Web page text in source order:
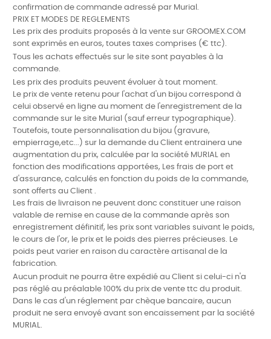
confirmation de commande adressé par Murial.
PRIX ET MODES DE REGLEMENTS
Les prix des produits proposés à la vente sur GROOMEX.COM
sont exprimés en euros, toutes taxes comprises (€ ttc).
Tous les achats effectués sur le site sont payables à la
commande.
Les prix des produits peuvent évoluer à tout moment.
Le prix de vente retenu pour l'achat d'un bijou correspond à
celui observé en ligne au moment de l'enregistrement de la
commande sur le site Murial (sauf erreur typographique).
Toutefois, toute personnalisation du bijou (gravure,
empierrage,etc...) sur la demande du Client entrainera une
augmentation du prix, calculée par la société MURIAL en
fonction des modifications apportées, Les frais de port et
d'assurance, calculés en fonction du poids de la commande,
sont offerts au Client .
Les frais de livraison ne peuvent donc constituer une raison
valable de remise en cause de la commande après son
enregistrement définitif, les prix sont variables suivant le poids,
le cours de l'or, le prix et le poids des pierres précieuses. Le
poids peut varier en raison du caractère artisanal de la
fabrication.
Aucun produit ne pourra être expédié au Client si celui-ci n'a
pas réglé au préalable 100% du prix de vente ttc du produit.
Dans le cas d'un réglement par chèque bancaire, aucun
produit ne sera envoyé avant son encaissement par la société
MURIAL.